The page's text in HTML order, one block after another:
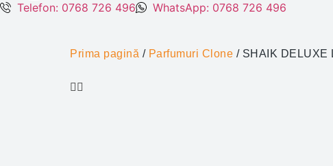
Telefon: 0768 726 496 WhatsApp: 0768 726 496
Prima pagină / Parfumuri Clone / SHAIK DELUXE